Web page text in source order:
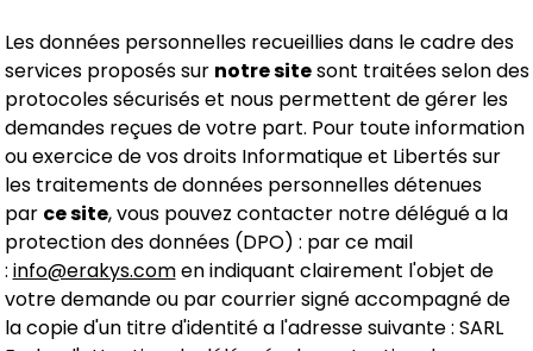
Les données personnelles recueillies dans le cadre des
services proposés sur notre sitesont traitées selon des
protocoles sécurisés et nous permettent de gérer les
demandes reçues de votre part. Pour toute information
ou exercice de vos droits Informatique et Libertés sur
les traitements de données personnelles détenues
par ce site, vous pouvez contacter notre délégué a la
protection des données (DPO) : par ce mail
: info@erakys.comen indiquant clairement l'objet de
votre demande ou par courrier signé accompagné de
la copie d'un titre d'identité a l'adresse suivante : SARL